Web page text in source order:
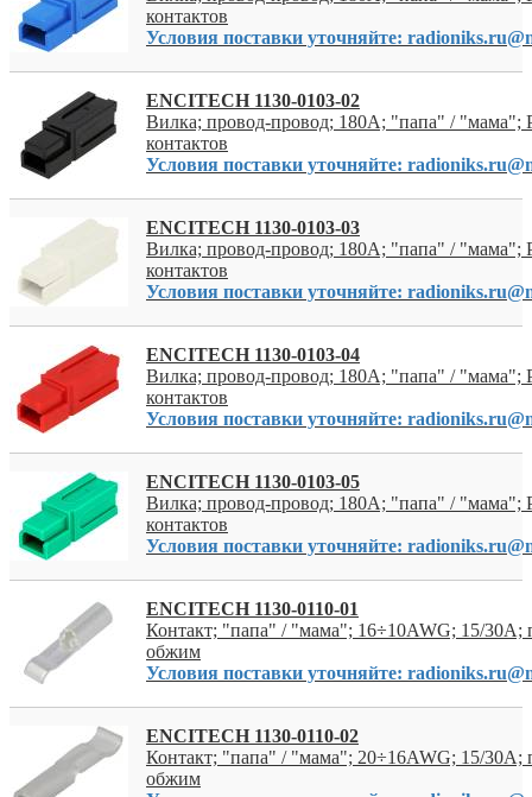
контактов
Условия поставки уточняйте:
ENCITECH 1130-0103-02
Вилка; провод-провод; 180A; "папа" / "мама";
контактов
Условия поставки уточняйте:
ENCITECH 1130-0103-03
Вилка; провод-провод; 180A; "папа" / "мама";
контактов
Условия поставки уточняйте:
ENCITECH 1130-0103-04
Вилка; провод-провод; 180A; "папа" / "мама";
контактов
Условия поставки уточняйте:
ENCITECH 1130-0103-05
Вилка; провод-провод; 180A; "папа" / "мама";
контактов
Условия поставки уточняйте:
ENCITECH 1130-0110-01
Контакт; "папа" / "мама"; 16÷10AWG; 15/30A;
обжим
Условия поставки уточняйте:
ENCITECH 1130-0110-02
Контакт; "папа" / "мама"; 20÷16AWG; 15/30A;
обжим